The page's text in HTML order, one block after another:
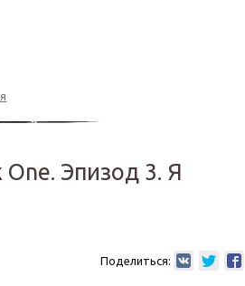
Эпизод 3. Я
Поделиться: